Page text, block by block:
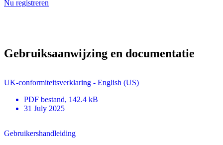
Nu registreren
Gebruiksaanwijzing en documentatie
UK-conformiteitsverklaring - English (US)
PDF bestand, 142.4 kB
31 July 2025
Gebruikershandleiding